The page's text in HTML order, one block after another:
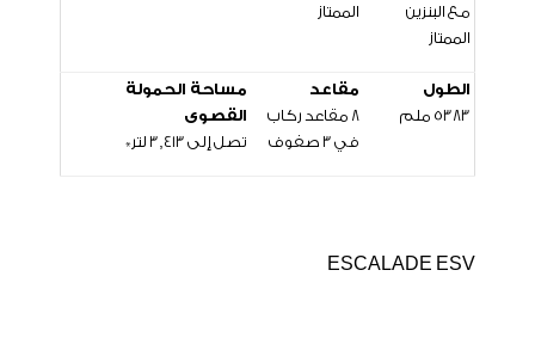
مع البنزين
الممتاز
الممتاز
الطول
5383 ملم
مقاعد
في 3 صفوف
مساحة الحمولة
القصوى
تصل إلى3,413 لتر*
ESCALADE ESV